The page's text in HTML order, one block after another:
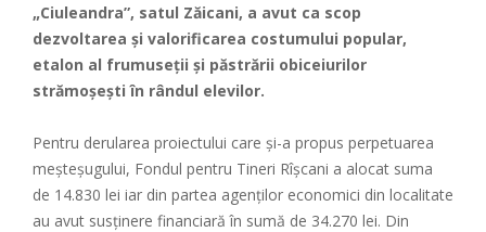
„Ciuleandra”, satul Zăicani, a avut ca scop
dezvoltarea și valorificarea costumului popular,
etalon al frumuseții și păstrării obiceiurilor
strămoșești în rândul elevilor.
Pentru derularea proiectului care și-a propus perpetuarea
meșteșugului, Fondul pentru Tineri Rîșcani a alocat suma
de 14.830 lei iar din partea agenților economici din localitate
au avut susținere financiară în sumă de 34.270 lei. Din